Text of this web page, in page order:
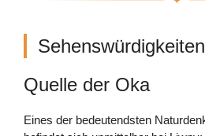
Sehenswürdigkeiten
Quelle der Oka
Eines der bedeutendsten